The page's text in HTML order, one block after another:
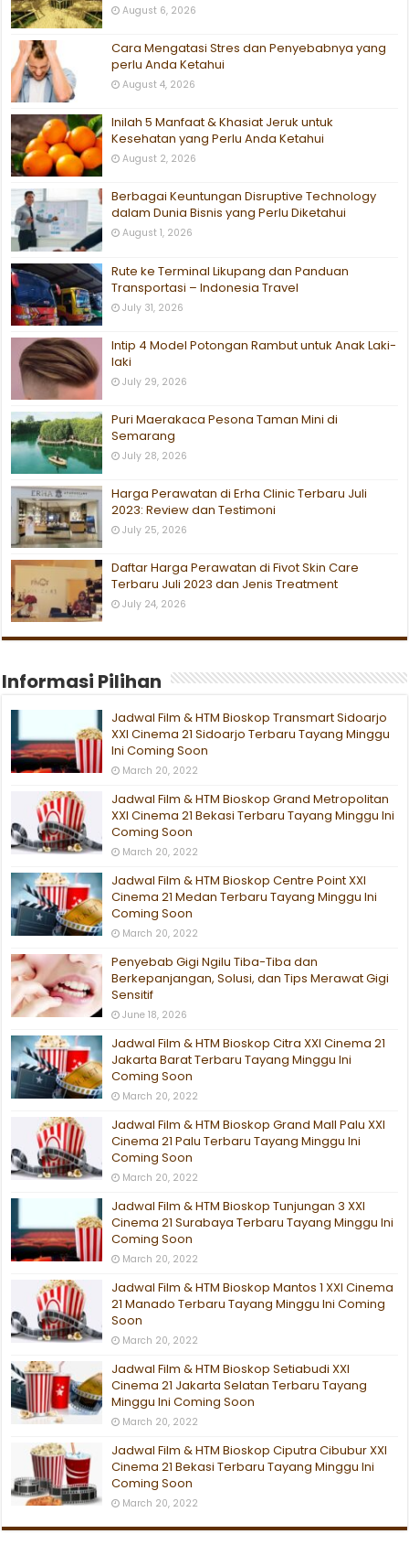
August 6, 2026
Cara Mengatasi Stres dan Penyebabnya yang
perlu Anda Ketahui
August 4, 2026
Inilah 5 Manfaat & Khasiat Jeruk untuk
Kesehatan yang Perlu Anda Ketahui
August 2, 2026
Berbagai Keuntungan Disruptive Technology
dalam Dunia Bisnis yang Perlu Diketahui
August 1, 2026
Rute ke Terminal Likupang dan Panduan
Transportasi – Indonesia Travel
July 31, 2026
Intip 4 Model Potongan Rambut untuk Anak Laki-
laki
July 29, 2026
Puri Maerakaca Pesona Taman Mini di
Semarang
July 28, 2026
Harga Perawatan di Erha Clinic Terbaru Juli
2023: Review dan Testimoni
July 25, 2026
Daftar Harga Perawatan di Fivot Skin Care
Terbaru Juli 2023 dan Jenis Treatment
July 24, 2026
Informasi Pilihan
Jadwal Film & HTM Bioskop Transmart Sidoarjo
XXI Cinema 21 Sidoarjo Terbaru Tayang Minggu
Ini Coming Soon
March 20, 2022
Jadwal Film & HTM Bioskop Grand Metropolitan
XXI Cinema 21 Bekasi Terbaru Tayang Minggu Ini
Coming Soon
March 20, 2022
Jadwal Film & HTM Bioskop Centre Point XXI
Cinema 21 Medan Terbaru Tayang Minggu Ini
Coming Soon
March 20, 2022
Penyebab Gigi Ngilu Tiba-Tiba dan
Berkepanjangan, Solusi, dan Tips Merawat Gigi
Sensitif
June 18, 2026
Jadwal Film & HTM Bioskop Citra XXI Cinema 21
Jakarta Barat Terbaru Tayang Minggu Ini
Coming Soon
March 20, 2022
Jadwal Film & HTM Bioskop Grand Mall Palu XXI
Cinema 21 Palu Terbaru Tayang Minggu Ini
Coming Soon
March 20, 2022
Jadwal Film & HTM Bioskop Tunjungan 3 XXI
Cinema 21 Surabaya Terbaru Tayang Minggu Ini
Coming Soon
March 20, 2022
Jadwal Film & HTM Bioskop Mantos 1 XXI Cinema
21 Manado Terbaru Tayang Minggu Ini Coming
Soon
March 20, 2022
Jadwal Film & HTM Bioskop Setiabudi XXI
Cinema 21 Jakarta Selatan Terbaru Tayang
Minggu Ini Coming Soon
March 20, 2022
Jadwal Film & HTM Bioskop Ciputra Cibubur XXI
Cinema 21 Bekasi Terbaru Tayang Minggu Ini
Coming Soon
March 20, 2022